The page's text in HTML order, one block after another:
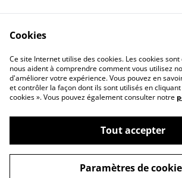
Contact Us
Legal
Privacy Policy
©2026MAGIC BOUTIQUE by
Cookies
Ce site Internet utilise des cookies. Les cookies
nous aident à comprendre comment vous utilisez
d'améliorer votre expérience. Vous pouvez en
et contrôler la façon dont ils sont utilisés en
cookies ». Vous pouvez également consulter notre
Tout accepter
Paramètres de